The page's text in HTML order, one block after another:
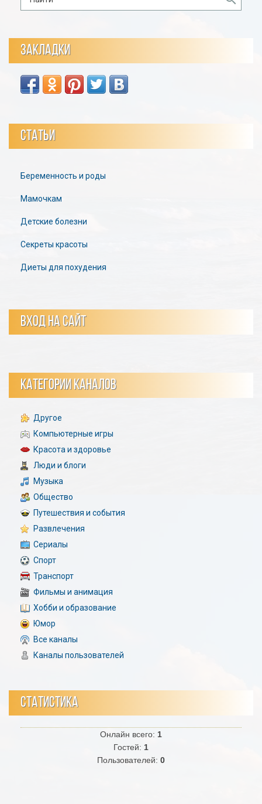
ЗАКЛАДКИ
СТАТЬИ
Беременность и роды
Мамочкам
Детские болезни
Секреты красоты
Диеты для похудения
ВХОД НА САЙТ
КАТЕГОРИИ КАНАЛОВ
Другое
Компьютерные игры
Красота и здоровье
Люди и блоги
Музыка
Общество
Путешествия и события
Развлечения
Сериалы
Спорт
Транспорт
Фильмы и анимация
Хобби и образование
Юмор
Все каналы
Каналы пользователей
СТАТИСТИКА
Онлайн всего: 1
Гостей: 1
Пользователей: 0